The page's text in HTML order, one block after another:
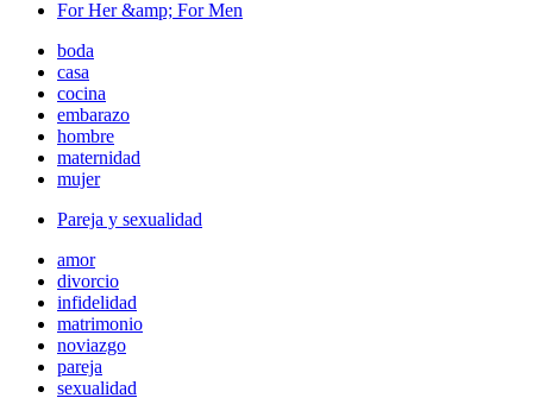
For Her &amp; For Men
boda
casa
cocina
embarazo
hombre
maternidad
mujer
Pareja y sexualidad
amor
divorcio
infidelidad
matrimonio
noviazgo
pareja
sexualidad